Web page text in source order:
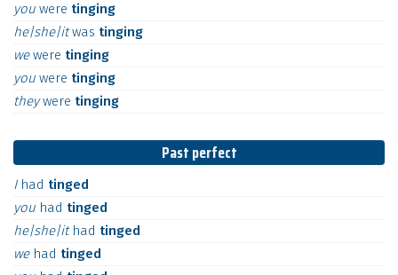
you were tinging
he|she|itwas tinging
wewere tinging
you were tinging
theywere tinging
Past perfect
I had tinged
you had tinged
he|she|it had tinged
we had tinged